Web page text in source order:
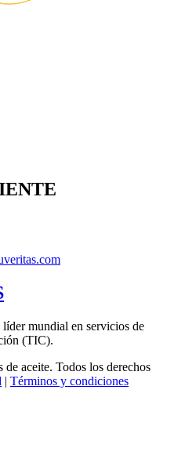
mundial en servicios de
(TIC).
aceite. Todos los derechos
| Términos y condiciones